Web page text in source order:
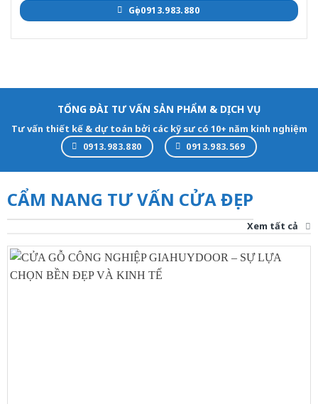
Gọi 0913.983.880
TỔNG ĐÀI TƯ VẤN SẢN PHẨM & DỊCH VỤ
Tư vấn thiết kế & dự toán bởi các kỹ sư có 10+ năm kinh nghiệm
0913.983.880 0913.983.569
CẨM NANG TƯ VẤN CỬA ĐẸP
Xem tất cả